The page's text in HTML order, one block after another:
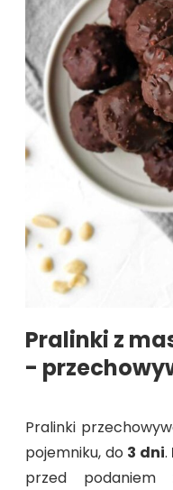
Pralinki z
-
Pralinki
pojemniku, do 3 dni.
przed podaniem